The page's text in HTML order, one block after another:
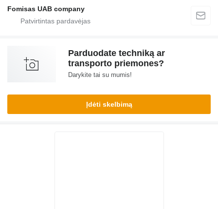
Fomisas UAB company
Parduodate techniką ar
transporto priemones?
Darykite tai su mumis!
Įdėti skelbimą